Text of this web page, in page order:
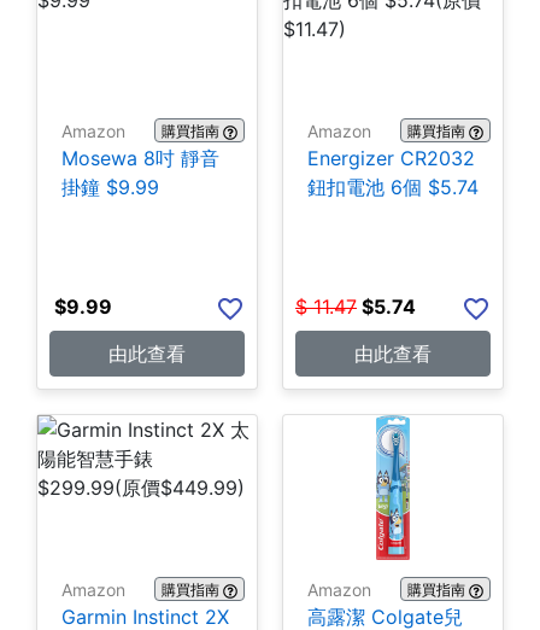
Amazon 購買指南
Mosewa 8吋 靜音
掛鐘 $9.99
$9.99
由此查看
Amazon 購買指南
Energizer CR2032
鈕扣電池 6個 $5.74
$ 11.47 $5.74
由此查看
Amazon 購買指南
Garmin Instinct 2X
Amazon 購買指南
高露潔 Colgate兒